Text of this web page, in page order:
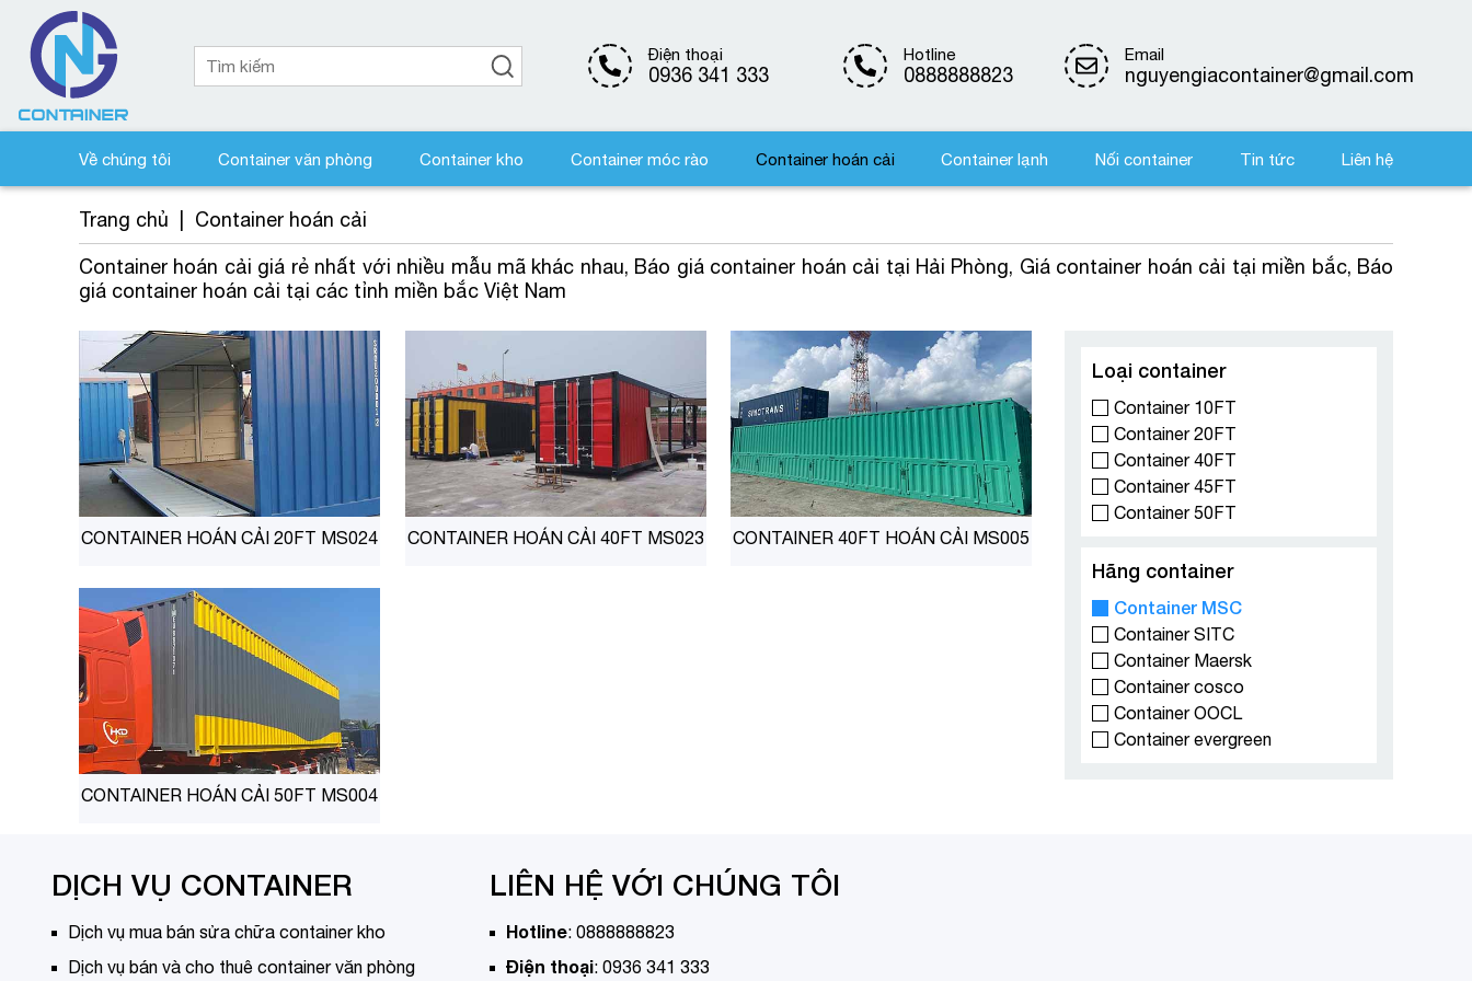
Điện thoại
0936 341 333
Hotline
0888888823
Email
nguyengiacontainer@gmail.com
Về chúng tôi Container văn phòng Container kho Container móc rào Container hoán cải Container lạnh Nối container Tin tức Liên hệ
Trang chủ Container hoán cải
Container hoán cải giá rẻ nhất với nhiều mẫu mã khác nhau, Báo giá container hoán cải tại Hải Phòng, Giá container hoán cải tại miền bắc, Báo
giá container hoán cải tại các tỉnh miền bắc Việt Nam
CONTAINER HOÁN CẢI 20FT MS024 CONTAINER HOÁN CẢI 40FT MS023 CONTAINER 40FT HOÁN CẢI MS005
CONTAINER HOÁN CẢI 50FT MS004
Loại container
Container 10FT
Container 20FT
Container 40FT
Container 45FT
Container 50FT
Hãng container
Container MSC
Container SITC
Container Maersk
Container cosco
Container OOCL
Container evergreen
DỊCH VỤ CONTAINER
Dịch vụ mua bán sửa chữa container kho
Dịch vụ bán và cho thuê container văn phòng
LIÊN HỆ VỚI CHÚNG TÔI
Hotline: 0888888823
Điện thoại: 0936 341 333